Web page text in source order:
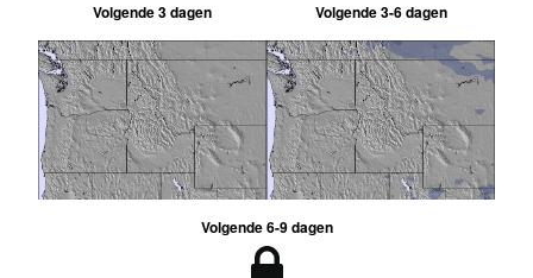
Volgende 3 dagen Volgende 3-6 dagen
Volgende 6-9 dagen